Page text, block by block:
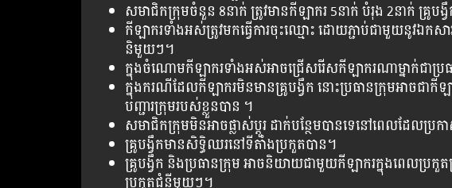
សមាជិកក្រុមចំនួន 8នាក់ ត្រូវមានកីឡាករ 5នាក់ បំរុង 2នាក់ គ្រូបង្
កីឡាករទាំងអស់ត្រូវមកធ្វើការចុះឈ្មោះ ដោយភ្ជាប់ជាមួយនូវឯកស
និមួយៗ។
ក្នុងចំណោមកីឡាករទាំងអស់អាចជ្រើសរើសកីឡាករណាម្នាក់ជាប្រធ
ក្នុងករណីដែលកីឡាករមិនមានគ្រូបង្វឹក នោះប្រធានក្រុមអាចជាកី
បញ្ជារក្រុមរបស់ខ្លួនបាន ។
សមាជិកក្រុមមិនអាចផ្លាស់ប្តូរ ដាក់បន្ថែមបានទេនៅពេលដែលប្រ
គ្រូបង្វឹកមានសិទ្ធិឈរនៅទីតាំងប្រកួតបាន។
គ្រូបង្វឹក និងប្រធានក្រុម អាចនិយាយជាមួយកីឡាករក្នុងពេលប្រកួត
ប្រកួតជុំនីមួយៗ​។